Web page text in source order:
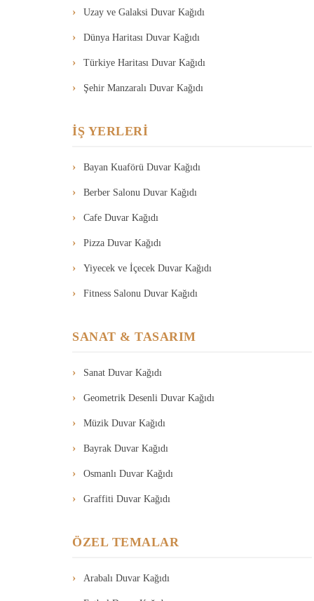
Uzay ve Galaksi Duvar Kağıdı
Dünya Haritası Duvar Kağıdı
Türkiye Haritası Duvar Kağıdı
Şehir Manzaralı Duvar Kağıdı
İŞ YERLERİ
Bayan Kuaförü Duvar Kağıdı
Berber Salonu Duvar Kağıdı
Cafe Duvar Kağıdı
Pizza Duvar Kağıdı
Yiyecek ve İçecek Duvar Kağıdı
Fitness Salonu Duvar Kağıdı
SANAT & TASARIM
Sanat Duvar Kağıdı
Geometrik Desenli Duvar Kağıdı
Müzik Duvar Kağıdı
Bayrak Duvar Kağıdı
Osmanlı Duvar Kağıdı
Graffiti Duvar Kağıdı
ÖZEL TEMALAR
Arabalı Duvar Kağıdı